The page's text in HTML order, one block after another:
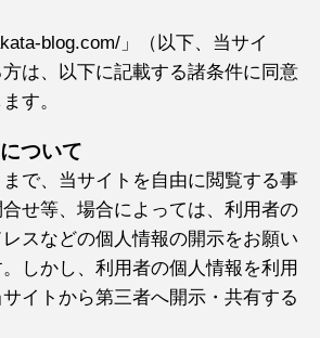
blog.com/」（以下、当サイ
方は、以下に記載する諸条件に同意
す。
ついて
で、当サイトを自由に閲覧する事
せ等、場合によっては、利用者の
スなどの個人情報の開示をお願い
しかし、利用者の個人情報を利用
イトから第三者へ開示・共有する